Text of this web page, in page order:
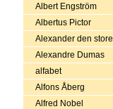
Albert Engström
Albertus Pictor
Alexander den store
Alexandre Dumas
alfabet
Alfons Åberg
Alfred Nobel